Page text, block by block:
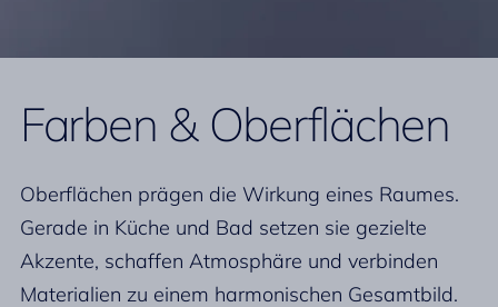
Farben & Oberflächen
Oberflächen prägen die Wirkung eines Raumes.
Gerade in Küche und Bad setzen sie gezielte
Akzente, schaffen Atmosphäre und verbinden
Materialien zu einem harmonischen Gesamtbild.